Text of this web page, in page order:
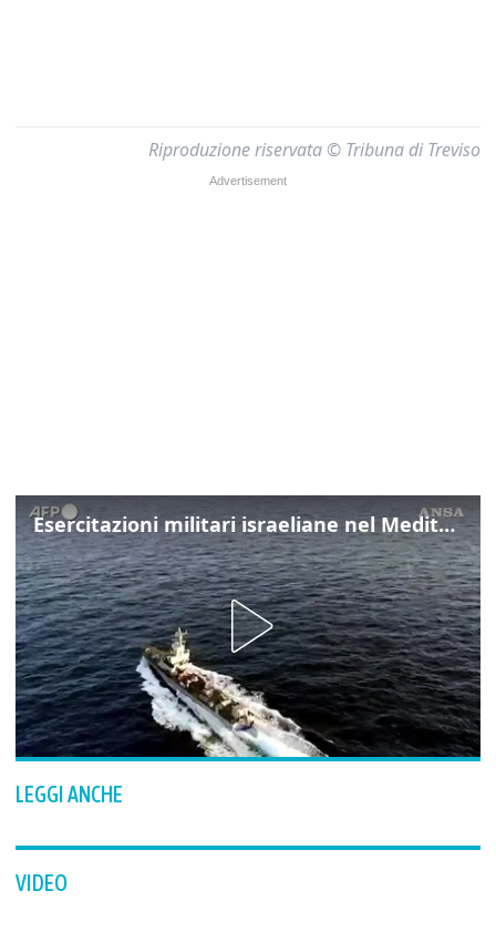
Riproduzione riservata © Tribuna di Treviso
Esercitazioni militari israeliane nel Mediterraneo e nel Mar Rosso
LEGGI ANCHE
VIDEO